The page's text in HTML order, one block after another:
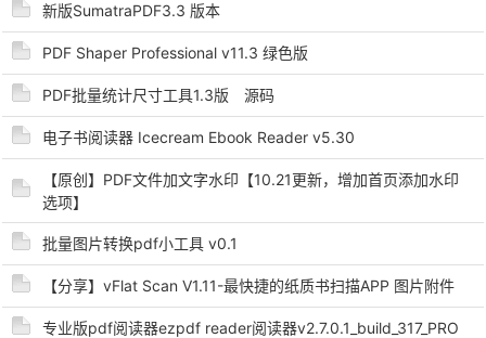
解
新版SumatraPDF3.3 版本
PDF Shaper Professional v11.3 绿色版
PDF批量统计尺寸工具1.3版 源码
电子书阅读器 Icecream Ebook Reader v5.30
【原创】PDF文件加文字水印【10.21更新，增加首页添加水印
选项】
批量图片转换pdf小工具 v0.1
【分享】vFlat Scan V1.11-最快捷的纸质书扫描APP 图片附件
专业版pdf阅读器ezpdf reader阅读器v2.7.0.1_build_317_PRO